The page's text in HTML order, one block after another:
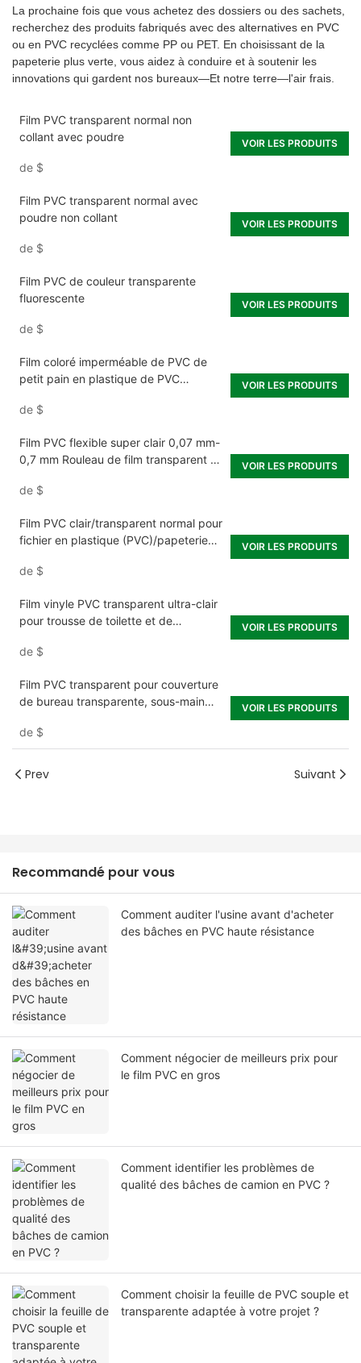
La prochaine fois que vous achetez des dossiers ou des sachets,
recherchez des produits fabriqués avec des alternatives en PVC
ou en PVC recyclées comme PP ou PET. En choisissant de la
papeterie plus verte, vous aidez à conduire et à soutenir les
innovations qui gardent nos bureaux—Et notre terre—l'air frais.
Film PVC transparent normal non
collant avec poudre
de $
VOIR LES PRODUITS
Film PVC transparent normal avec
poudre non collant
de $
VOIR LES PRODUITS
Film PVC de couleur transparente
fluorescente
de $
VOIR LES PRODUITS
Film coloré imperméable de PVC de
petit pain en plastique de PVC
de $
VOIR LES PRODUITS
Film PVC flexible super clair 0,07 mm-
0,7 mm Rouleau de film transparent en
de $
VOIR LES PRODUITS
Film PVC clair/transparent normal pour
fichier en plastique (PVC)/papeterie
de $
VOIR LES PRODUITS
Film vinyle PVC transparent ultra-clair
pour trousse de toilette et de
de $
VOIR LES PRODUITS
Film PVC transparent pour couverture
de bureau transparente, sous-main
table en plastique PVC pour bureau,
commode, table de nuit, ordinateur &
table de bureau
de $
VOIR LES PRODUITS
Prev Suivant
Recommandé pour vous
Comment auditer l'usine avant d'acheter
des bâches en PVC haute résistance
Comment négocier de meilleurs prix pour
le film PVC en gros
Comment identifier les problèmes de
qualité des bâches de camion en PVC ?
Comment choisir la feuille de PVC souple et
transparente adaptée à votre projet ?